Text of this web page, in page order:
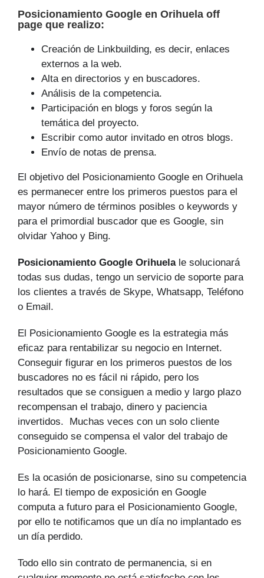
Posicionamiento Google en Orihuela off
page que realizo:
Creación de Linkbuilding, es decir, enlaces
externos a la web.
Alta en directorios y en buscadores.
Análisis de la competencia.
Participación en blogs y foros según la
temática del proyecto.
Escribir como autor invitado en otros blogs.
Envío de notas de prensa.
El objetivo del Posicionamiento Google en Orihuela
es permanecer entre los primeros puestos para el
mayor número de tér­minos posibles o keywords y
para el primordial buscador que es Google, sin
olvidar Yahoo y Bing.
Posicionamiento Google Orihuelale solucionará
todas sus dudas, tengo un servicio de soporte para
los clientes a través de Skype, Whatsapp, Teléfono
o Email.
El Posicionamiento Google es la estrategia más
eficaz para rentabilizar su negocio en Internet.
Conseguir figurar en los primeros puestos de los
buscadores no es fácil ni rápido, pero los
resultados que se consiguen a medio y largo plazo
recompensan el trabajo, dinero y paciencia
invertidos. Muchas veces con un solo cliente
conseguido se compensa el valor del trabajo de
Posicionamiento Google.
Es la ocasión de posicionarse, sino su competencia
lo hará. El tiempo de exposición en Google
computa a futuro para el Posicionamiento Google,
por ello te notificamos que un día no implantado es
un día perdido.
Todo ello sin contrato de permanencia, si en